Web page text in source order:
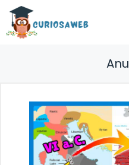
Saltar
contenido